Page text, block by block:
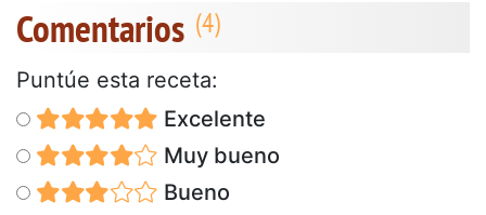
Comentarios
Puntúe esta receta:
Excelente
Muy bueno
Bueno